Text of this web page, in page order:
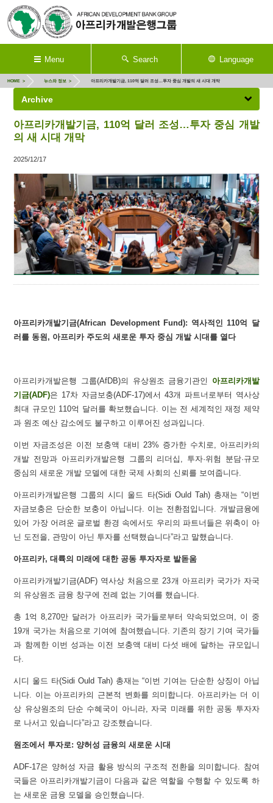
Menu Search Language
HOME 뉴스와 정보 아프리카개발기금, 110억 달러 조성…투자 중심 개발의 새 시대 개막
Archive
아프리카개발기금, 110억 달러 조성…투자 중심 개발
의 새 시대 개막
2025/12/17
아프리카개발기금(African Development Fund): 역사적인 110억 달
러를 동원, 아프리카 주도의 새로운 투자 중심 개발 시대를 열다
아프리카개발은행 그룹(AfDB)의 유상원조 금융기관인 아프리카개발
기금(ADF)은 17차 자금보충(ADF-17)에서 43개 파트너로부터 역사상
최대 규모인 110억 달러를 확보했습니다. 이는 전 세계적인 재정 제약
과 원조 예산 감소에도 불구하고 이루어진 성과입니다.
이번 자금조성은 이전 보충액 대비 23% 증가한 수치로, 아프리카의
개발 전망과 아프리카개발은행 그룹의 리더십, 투자·위험 분담·규모
중심의 새로운 개발 모델에 대한 국제 사회의 신뢰를 보여줍니다.
아프리카개발은행 그룹의 시디 울드 타(Sidi Ould Tah) 총재는 “이번
자금보충은 단순한 보충이 아닙니다. 이는 전환점입니다. 개발금융에
있어 가장 어려운 글로벌 환경 속에서도 우리의 파트너들은 위축이 아
닌 도전을, 관망이 아닌 투자를 선택했습니다”라고 말했습니다.
아프리카, 대륙의 미래에 대한 공동 투자자로 발돋움
아프리카개발기금(ADF) 역사상 처음으로 23개 아프리카 국가가 자국
의 유상원조 금융 창구에 전례 없는 기여를 했습니다.
총 1억 8,270만 달러가 아프리카 국가들로부터 약속되었으며, 이 중
19개 국가는 처음으로 기여에 참여했습니다. 기존의 장기 기여 국가들
과 함께한 이번 성과는 이전 보충액 대비 다섯 배에 달하는 규모입니
다.
시디 울드 타(Sidi Ould Tah) 총재는 “이번 기여는 단순한 상징이 아닙
니다. 이는 아프리카의 근본적 변화를 의미합니다. 아프리카는 더 이
상 유상원조의 단순 수혜국이 아니라, 자국 미래를 위한 공동 투자자
로 나서고 있습니다”라고 강조했습니다.
원조에서 투자로: 양허성 금융의 새로운 시대
ADF-17은 양허성 자금 활용 방식의 구조적 전환을 의미합니다. 참여
국들은 아프리카개발기금이 다음과 같은 역할을 수행할 수 있도록 하
는 새로운 금융 모델을 승인했습니다.